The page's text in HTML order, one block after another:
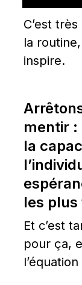
C’est
la
inspire.
mentir
la
les
Et c’est
pour ça,